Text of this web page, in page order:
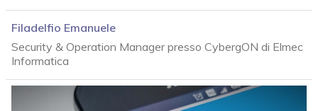
Filadelfio Emanuele
Security & Operation Manager presso CybergON di Elmec
Informatica